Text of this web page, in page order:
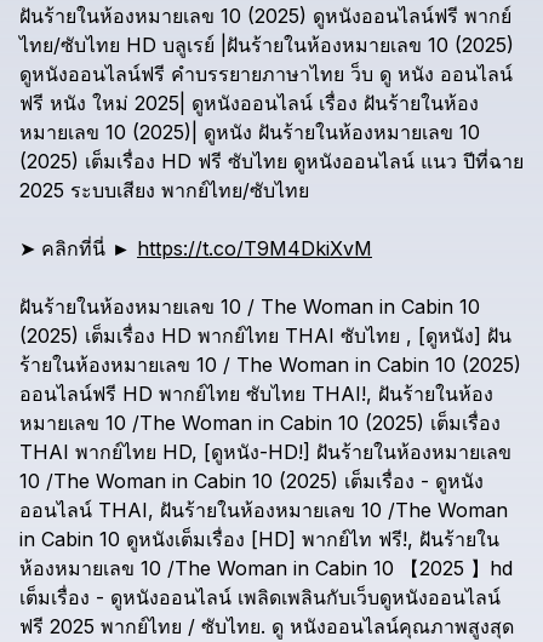
The Woman in Cabin 10 THAI Movie
Check your texts
ฝันร้ายในห้องหมายเลข 10 (2025) ดูหนังออนไลน์ฟรี พากย์
ไทย/ซับไทย HD บลูเรย์ |ฝันร้ายในห้องหมายเลข 10 (2025)
ดูหนังออนไลน์ฟรี คำบรรยายภาษาไทย ว็บ ดู หนัง ออนไลน์
ฟรี หนัง ใหม่ 2025| ดูหนังออนไลน์ เรื่อง ฝันร้ายในห้อง
หมายเลข 10 (2025)| ดูหนัง ฝันร้ายในห้องหมายเลข 10
(2025) เต็มเรื่อง HD ฟรี ซับไทย ดูหนังออนไลน์ แนว ปีที่ฉาย
2025 ระบบเสียง พากย์ไทย/ซับไทย
➤ คลิกที่นี่ ► https://t.co/T9M4DkiXvM
ฝันร้ายในห้องหมายเลข 10 / The Woman in Cabin 10
(2025) เต็มเรื่อง HD พากย์ไทย THAI ซับไทย , [ดูหนัง] ฝัน
ร้ายในห้องหมายเลข 10 / The Woman in Cabin 10 (2025)
ออนไลน์ฟรี HD พากย์ไทย ซับไทย THAI!, ฝันร้ายในห้อง
หมายเลข 10 /The Woman in Cabin 10 (2025) เต็มเรื่อง
THAI พากย์ไทย HD, [ดูหนัง-HD!] ฝันร้ายในห้องหมายเลข
10 /The Woman in Cabin 10 (2025) เต็มเรื่อง - ดูหนัง
ออนไลน์ THAI, ฝันร้ายในห้องหมายเลข 10 /The Woman
in Cabin 10 ดูหนังเต็มเรื่อง [HD] พากย์ไท ฟรี!, ฝันร้ายใน
ห้องหมายเลข 10 /The Woman in Cabin 10 【2025 】hd
เต็มเรื่อง - ดูหนังออนไลน์ เพลิดเพลินกับเว็บดูหนังออนไลน์
ฟรี 2025 พากย์ไทย / ซับไทย. ดู หนังออนไลน์คุณภาพสูงสุด